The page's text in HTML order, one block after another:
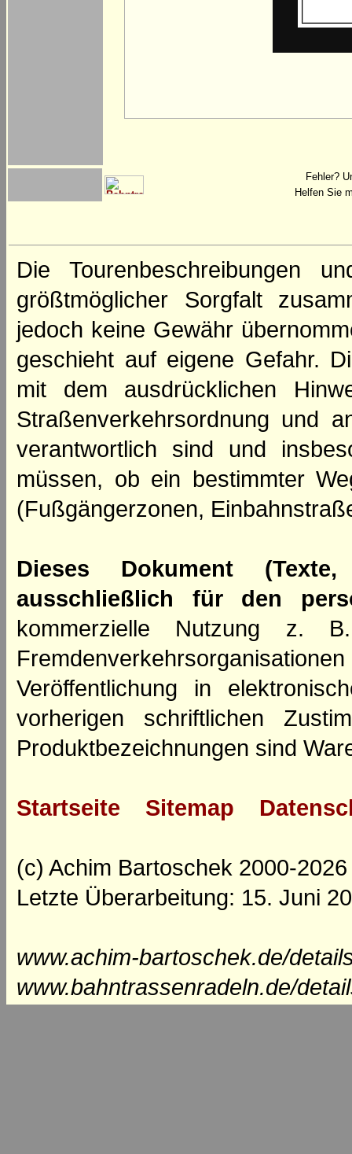
Fehler?
Helfen Sie
Die Tourenbeschreibungen
größtmöglicher Sorgfalt
jedoch keine Gewähr
geschieht auf eigene Gefahr.
mit dem ausdrücklichen
Straßenverkehrsordnung und
verantwortlich sind und
müssen, ob ein bestimmter
(Fußgängerzonen,
Dieses Dokument
ausschließlich für den
kommerzielle Nutzung z.
Veröffentlichung in
vorherigen schriftlichen
Produktbezeichnungen sind
Startseite Sitemap
(c) Achim Bartoschek 2000-2026
Letzte Überarbeitung: 15. Juni
www.achim-bartoschek.de/
www.bahntrassenradeln.de/